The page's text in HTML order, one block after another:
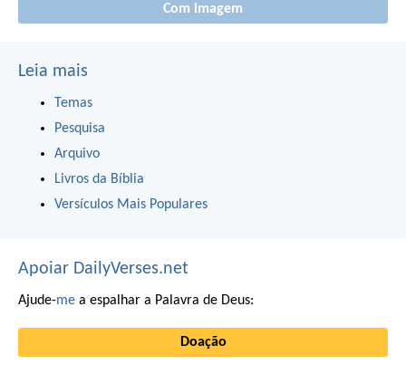
Com imagem
Leia mais
Temas
Pesquisa
Arquivo
Livros da Bíblia
Versículos Mais Populares
Apoiar DailyVerses.net
Ajude-me a espalhar a Palavra de Deus:
Doação